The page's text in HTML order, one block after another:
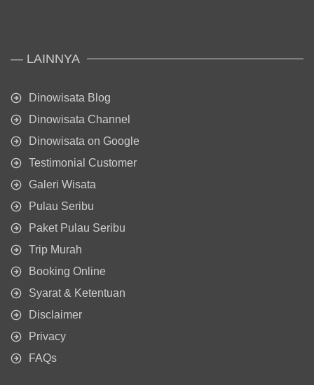
— LAINNYA
Dinowisata Blog
Dinowisata Channel
Dinowisata on Google
Testimonial Customer
Galeri Wisata
Pulau Seribu
Paket Pulau Seribu
Trip Murah
Booking Online
Syarat & Ketentuan
Disclaimer
Privacy
FAQs